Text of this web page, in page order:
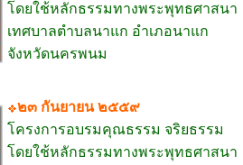
โดยใช้หลักธรรมทางพระพุทธศาสนา
เทศบาลตำบลนาแก อำเภอนาแก
จังหวัดนครพนม
๒๓ กันยายน ๒๕๕๙
โครงการอบรมคุณธรรม จริยธรรม
โดยใช้หลักธรรมทางพระพุทธศาสนา